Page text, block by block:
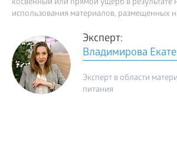
косвенный или прямой ущерб в результате
использования материалов, размещенных
Эксперт:
Владимирова
Эксперт в области
питания